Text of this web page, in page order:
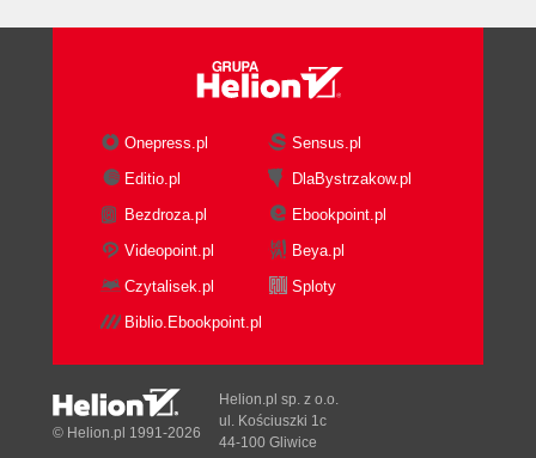
Onepress.pl
Sensus.pl
Editio.pl
DlaBystrzakow.pl
Bezdroza.pl
Ebookpoint.pl
Videopoint.pl
Beya.pl
Czytalisek.pl
Sploty
Biblio.Ebookpoint.pl
© Helion.pl 1991-2026
Helion.pl sp. z o.o.
ul. Kościuszki 1c
44-100 Gliwice